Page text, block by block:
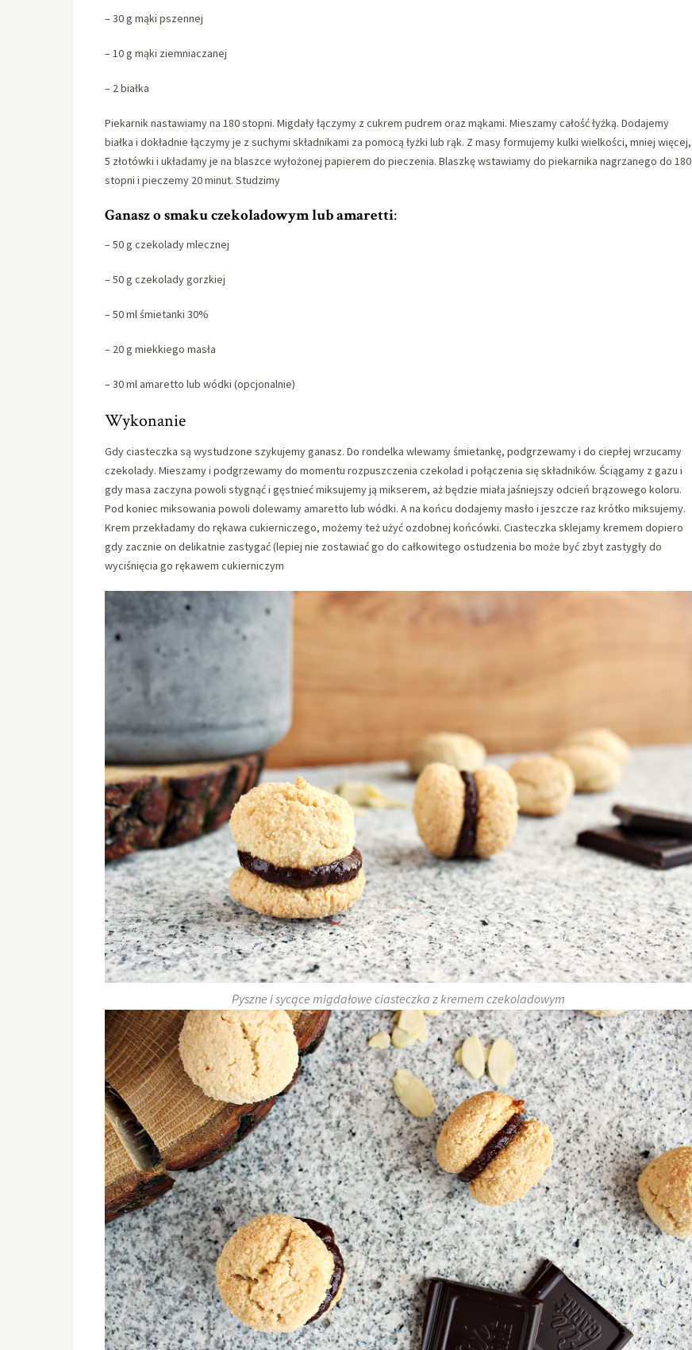
– 30 g mąki pszennej
– 10 g mąki ziemniaczanej
– 2 białka
Piekarnik nastawiamy na 180 stopni. Migdały łączymy z cukrem pudrem oraz mąkami. Mieszamy całość łyżką. Dodajemy
białka i dokładnie łączymy je z suchymi składnikami za pomocą łyżki lub rąk. Z masy formujemy kulki wielkości, mniej więcej,
5 złotówki i układamy je na blaszce wyłożonej papierem do pieczenia. Blaszkę wstawiamy do piekarnika nagrzanego do 180
stopni i pieczemy 20 minut. Studzimy
Ganasz o smaku czekoladowym lub amaretti:
– 50 g czekolady mlecznej
– 50 g czekolady gorzkiej
– 50 ml śmietanki 30%
– 20 g miekkiego masła
– 30 ml amaretto lub wódki (opcjonalnie)
Wykonanie
Gdy ciasteczka są wystudzone szykujemy ganasz. Do rondelka wlewamy śmietankę, podgrzewamy i do ciepłej wrzucamy
czekolady. Mieszamy i podgrzewamy do momentu rozpuszczenia czekolad i połączenia się składników. Ściągamy z gazu i
gdy masa zaczyna powoli stygnąć i gęstnieć miksujemy ją mikserem, aż będzie miała jaśniejszy odcień brązowego koloru.
Pod koniec miksowania powoli dolewamy amaretto lub wódki. A na końcu dodajemy masło i jeszcze raz krótko miksujemy.
Krem przekładamy do rękawa cukierniczego, możemy też użyć ozdobnej końcówki. Ciasteczka sklejamy kremem dopiero
gdy zacznie on delikatnie zastygać (lepiej nie zostawiać go do całkowitego ostudzenia bo może być zbyt zastygły do
wyciśnięcia go rękawem cukierniczym
Pyszne i sycące migdałowe ciasteczka z kremem czekoladowym